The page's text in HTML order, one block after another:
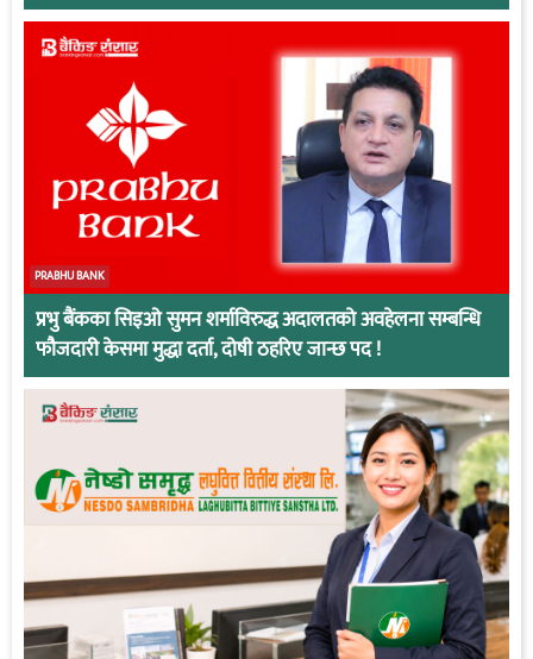
PRABHU BANK
प्रभु बैंकका सिइओ सुमन शर्माविरुद्ध अदालतको अवहेलना सम्बन्धि
फौजदारी केसमा मुद्धा दर्ता, दोषी ठहरिए जान्छ पद !